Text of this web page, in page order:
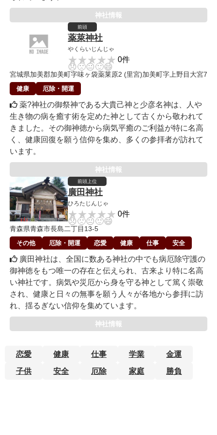
神社情報
前頭
薬萊神社
やくらいじんじゃ
★★★★★
★★★★★ 0件
😞🙁😐🙂😄
宮城県加美郡加美町字味ヶ袋薬莱原2 (里宮)加美町字上野目大宮7
健康 厄除・開運
薬?神社の御祭神である大貴己神と少彦名神は、人や
生き物の病を癒す術を定めた神として古くから敬われて
きました。その御神徳から病気平癒のご利益が特に名高
く、健康回復を願う信仰を集め、多くの参拝者が訪れて
います。
神社情報
前頭上位
廣田神社
ひろたじんじゃ
★★★★★
★★★★★ 0件
😞🙁😐🙂😄
青森県青森市長島二丁目13-5
その他 厄除・開運 恋愛 健康 仕事 安全
廣田神社は、全国に数ある神社の中でも病厄除守護の
御神徳をもつ唯一の存在と伝えられ、古来より特に名高
い神社です。病気や災厄から身を守る神として篤く崇敬
され、健康と日々の無事を願う人々が各地から参拝に訪
れ、揺るぎない信仰を集めています。
神社情報
恋愛 健康 仕事 学業 金運
子供 安全 厄除 家庭 勝負